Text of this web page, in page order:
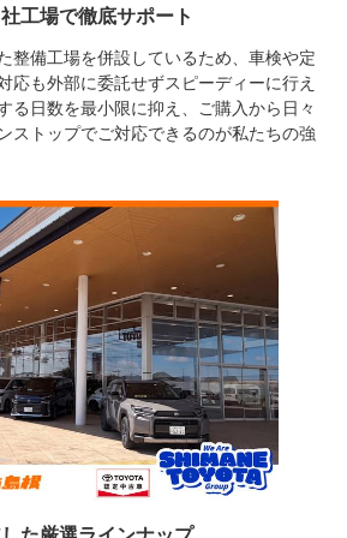
工場で徹底サポート
整備工場を併設しているため、車検や定
応も外部に委託せずスピーディーに行え
る日数を最小限に抑え、ご購入から日々
ストップでご対応できるのが私たちの強